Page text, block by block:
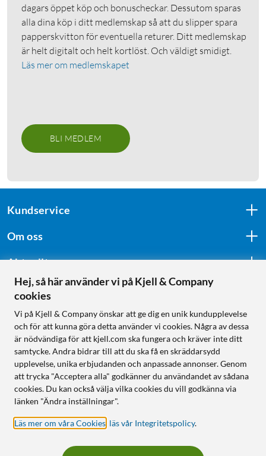
dagars öppet köp och bonuscheckar. Dessutom sparas
alla dina köp i ditt medlemskap så att du slipper spara
papperskvitton för eventuella returer. Ditt medlemskap
är helt digitalt och helt kortlöst. Och väldigt smidigt.
Läs mer om medlemskapet
BLI MEDLEM
Kundservice
Om oss
Aktuellt
Följ oss
Handla från:
Sverige
Norge
Hej, så här använder vi på Kjell & Company
cookies
Vi på Kjell & Company önskar att ge dig en unik kundupplevelse
och för att kunna göra detta använder vi cookies. Några av dessa
är nödvändiga för att kjell.com ska fungera och kräver inte ditt
samtycke. Andra bidrar till att du ska få en skräddarsydd
upplevelse, unika erbjudanden och anpassade annonser. Genom
att trycka "Acceptera alla" godkänner du användandet av sådana
cookies. Du kan också välja vilka cookies du vill godkänna via
länken "Ändra inställningar".
Läs mer om våra Cookies läs vår Integritetspolicy.